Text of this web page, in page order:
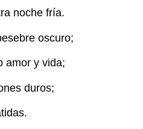
noche fría.
oscuro;
amor y vida;
duros;